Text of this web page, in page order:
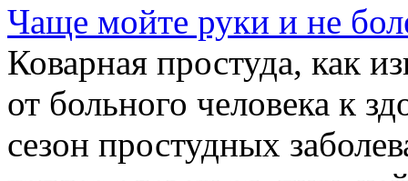
Чаще мойте руки и не
Коварная простуда, как
от больного человека к
сезон простудных